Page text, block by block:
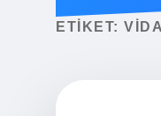
ETIKET: